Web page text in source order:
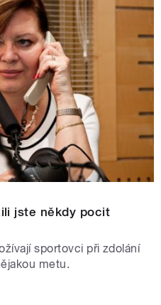
jste někdy pocit
sportovci při zdolání
metu.